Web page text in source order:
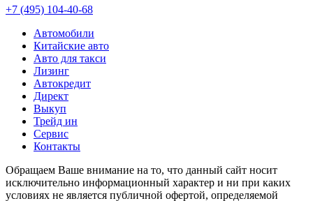
+7 (495) 104-40-68
Автомобили
Китайские авто
Авто для такси
Лизинг
Автокредит
Директ
Выкуп
Трейд ин
Сервис
Контакты
Обращаем Ваше внимание на то, что данный сайт носит
исключительно информационный характер и ни при каких
условиях не является публичной офертой, определяемой